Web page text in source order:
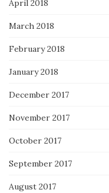
April 2018
March 2018
February 2018
January 2018
December 2017
November 2017
October 2017
September 2017
August 2017